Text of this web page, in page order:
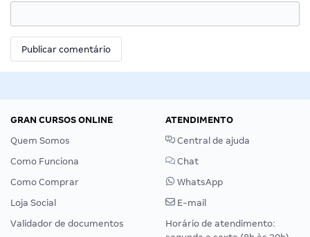
GRAN CURSOS ONLINE
Quem Somos
Como Funciona
Como Comprar
Loja Social
Validador de documentos
ATENDIMENTO
Central de ajuda
Chat
WhatsApp
E-mail
Horário de atendimento: